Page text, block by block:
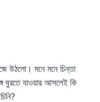
উঠলো। মনে মনে চিন্তা
ঘুরতে যাওয়ার আসলেই কি